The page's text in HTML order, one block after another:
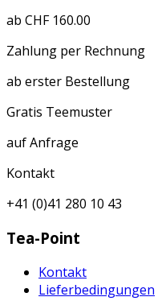
ab CHF 160.00
Zahlung per Rechnung
ab erster Bestellung
Gratis Teemuster
auf Anfrage
Kontakt
+41 (0)41 280 10 43
Tea-Point
Kontakt
Lieferbedingungen